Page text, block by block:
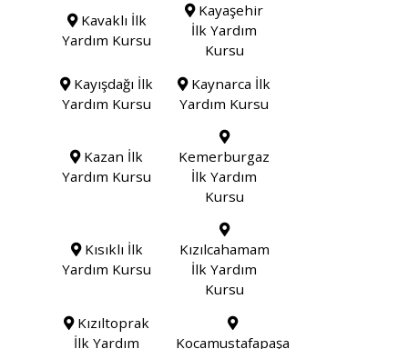
Kavaklı İlk
Yardım Kursu
Kayaşehir
İlk Yardım
Kursu
Kayışdağı İlk
Yardım Kursu
Kaynarca İlk
Yardım Kursu
Kazan İlk
Yardım Kursu
Kemerburgaz
İlk Yardım
Kursu
Kısıklı İlk
Yardım Kursu
Kızılcahamam
İlk Yardım
Kursu
Kızıltoprak
İlk Yardım
Kocamustafapaşa